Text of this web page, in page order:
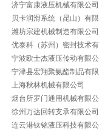
济宁富康液压机械有限公司
贝卡润滑系统（昆山）有
潍坊宗建机械制造有限公司
优泰科（苏州）密封技术
宁波欧士杰液压传动有限
宁津县宏翔聚氨酯制品有
上海秋林机械有限公司
烟台所罗门通用机械有限
徐州万达回转支承有限公司
连云港钛铭液压科技有限